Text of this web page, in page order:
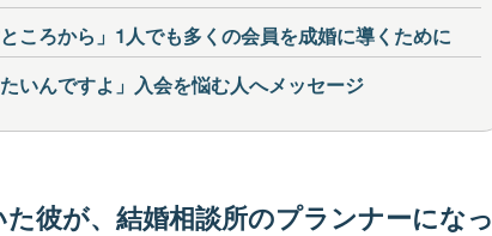
ころから」1人でも多くの会員を成婚に導くために
いんですよ」入会を悩む人へメッセージ
彼が、結婚相談所のプランナーになっ